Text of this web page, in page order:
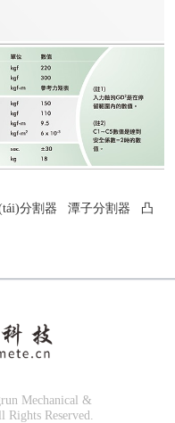
分割器 潭子分割器
凸
Mechanical &
Reserved.